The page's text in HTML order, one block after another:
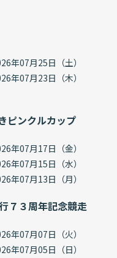
年07月25日（土）
年07月23日（木）
ピンクルカップ
年07月17日（金）
年07月15日（水）
年07月13日（月）
７３周年記念競走
年07月07日（火）
年07月05日（日）